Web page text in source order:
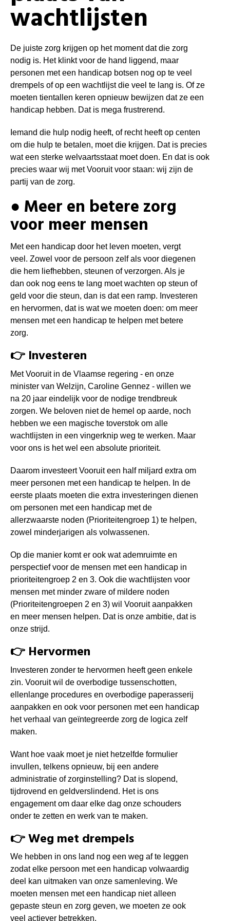
wachtlijsten
De juiste zorg krijgen op het moment dat die zorg
nodig is. Het klinkt voor de hand liggend, maar
personen met een handicap botsen nog op te veel
drempels of op een wachtlijst die veel te lang is. Of ze
moeten tientallen keren opnieuw bewijzen dat ze een
handicap hebben. Dat is mega frustrerend.
Iemand die hulp nodig heeft, of recht heeft op centen
om die hulp te betalen, moet die krijgen. Dat is precies
wat een sterke welvaartsstaat moet doen. En dat is ook
precies waar wij met Vooruit voor staan: wij zijn de
partij van de zorg.
● Meer en betere zorg
voor meer mensen
Met een handicap door het leven moeten, vergt
veel. Zowel voor de persoon zelf als voor diegenen
die hem liefhebben, steunen of verzorgen. Als je
dan ook nog eens te lang moet wachten op steun of
geld voor die steun, dan is dat een ramp. Investeren
en hervormen, dat is wat we moeten doen: om meer
mensen met een handicap te helpen met betere
zorg.
👉 Investeren
Met Vooruit in de Vlaamse regering - en onze
minister van Welzijn, Caroline Gennez - willen we
na 20 jaar eindelijk voor de nodige trendbreuk
zorgen. We beloven niet de hemel op aarde, noch
hebben we een magische toverstok om alle
wachtlijsten in een vingerknip weg te werken. Maar
voor ons is het wel een absolute prioriteit.
Daarom investeert Vooruit een half miljard extra om
meer personen met een handicap te helpen. In de
eerste plaats moeten die extra investeringen dienen
om personen met een handicap met de
allerzwaarste noden (Prioriteitengroep 1) te helpen,
zowel minderjarigen als volwassenen.
Op die manier komt er ook wat ademruimte en
perspectief voor de mensen met een handicap in
prioriteitengroep 2 en 3. Ook die wachtlijsten voor
mensen met minder zware of mildere noden
(Prioriteitengroepen 2 en 3) wil Vooruit aanpakken
en meer mensen helpen. Dat is onze ambitie, dat is
onze strijd.
👉 Hervormen
Investeren zonder te hervormen heeft geen enkele
zin. Vooruit wil de overbodige tussenschotten,
ellenlange procedures en overbodige paperasserij
aanpakken en ook voor personen met een handicap
het verhaal van geïntegreerde zorg de logica zelf
maken.
Want hoe vaak moet je niet hetzelfde formulier
invullen, telkens opnieuw, bij een andere
administratie of zorginstelling? Dat is slopend,
tijdrovend en geldverslindend. Het is ons
engagement om daar elke dag onze schouders
onder te zetten en werk van te maken.
👉 Weg met drempels
We hebben in ons land nog een weg af te leggen
zodat elke persoon met een handicap volwaardig
deel kan uitmaken van onze samenleving. We
moeten mensen met een handicap niet alleen
gepaste steun en zorg geven, we moeten ze ook
veel actiever betrekken.